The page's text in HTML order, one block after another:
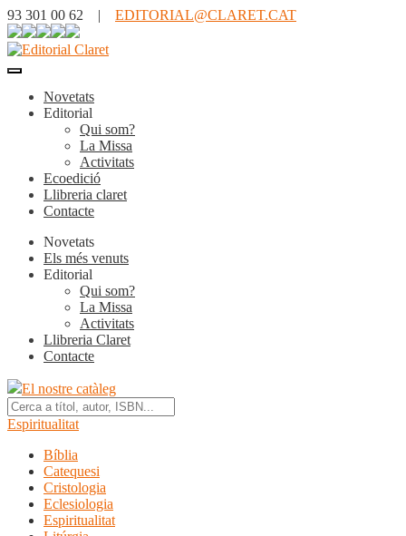
93 301 00 62 | EDITORIAL@CLARET.CAT
Novetats
Editorial
Qui som?
La Missa
Activitats
Ecoedició
Llibreria claret
Contacte
Novetats
Els més venuts
Editorial
Qui som?
La Missa
Activitats
Llibreria Claret
Contacte
El nostre catàleg
Espiritualitat
Bíblia
Catequesi
Cristologia
Eclesiologia
Espiritualitat